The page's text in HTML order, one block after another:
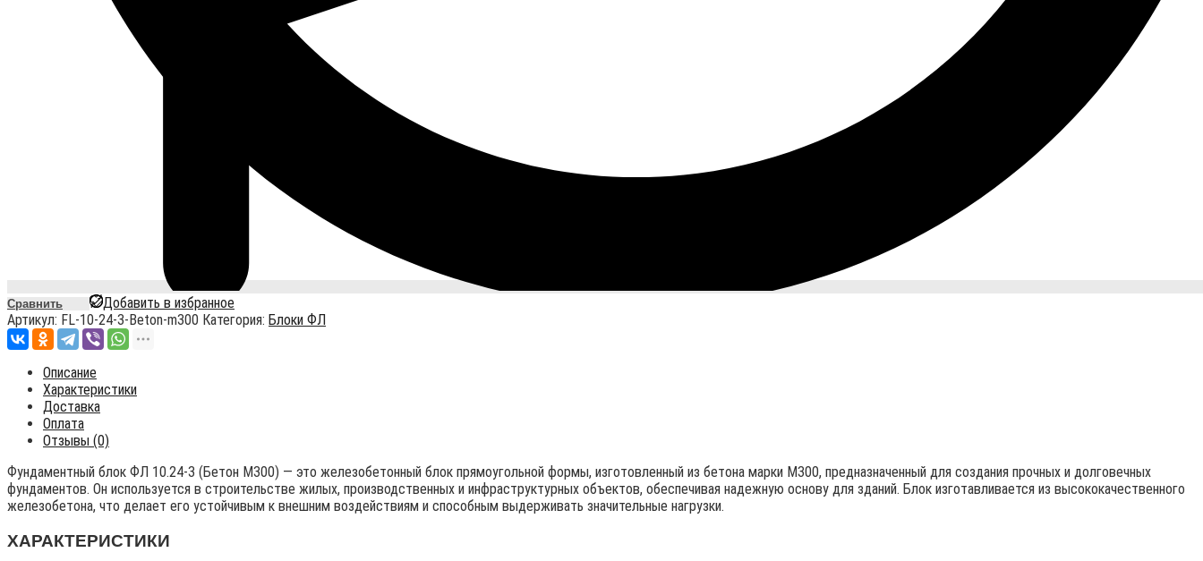
Сравнить
Добавить в избранное
Артикул: FL-10-24-3-Beton-m300 Категория: Блоки ФЛ
Описание
Характеристики
Доставка
Оплата
Отзывы (0)
Фундаментный блок ФЛ 10.24-3 (Бетон М300) — это железобетонный блок прямоугольной формы, изготовленный из бетона марки М300, предназначенный для создания прочных и долговечных
фундаментов. Он используется в строительстве жилых, производственных и инфраструктурных объектов, обеспечивая надежную основу для зданий. Блок изготавливается из высококачественного
железобетона, что делает его устойчивым к внешним воздействиям и способным выдерживать значительные нагрузки.
ХАРАКТЕРИСТИКИ